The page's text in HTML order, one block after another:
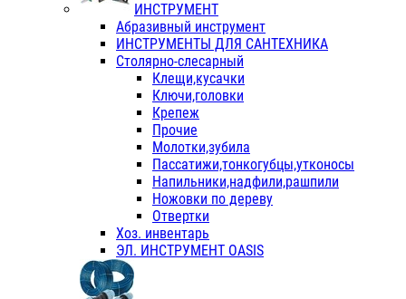
ИНСТРУМЕНТ
Абразивный инструмент
ИНСТРУМЕНТЫ ДЛЯ САНТЕХНИКА
Столярно-слесарный
Клещи,кусачки
Ключи,головки
Крепеж
Прочие
Молотки,зубила
Пассатижи,тонкогубцы,утконосы
Напильники,надфили,рашпили
Ножовки по дереву
Отвертки
Хоз. инвентарь
ЭЛ. ИНСТРУМЕНТ OASIS